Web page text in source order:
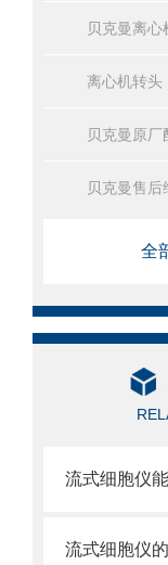
贝克曼离心
离心机转头
贝克曼原厂
贝克曼售后
全
流式细胞仪